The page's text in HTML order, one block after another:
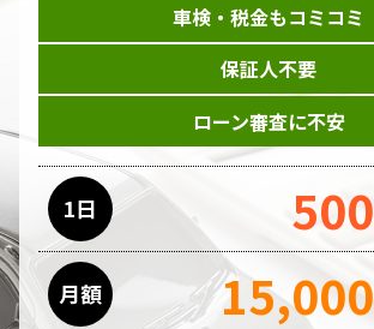
車検・税金もコミコミ
保証人不要
ローン審査に不安
1日 500
月額 15,000